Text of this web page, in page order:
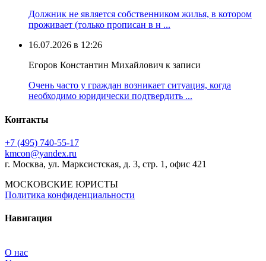
Должник не является собственником жилья, в котором
проживает (только прописан в н ...
16.07.2026 в 12:26
Егоров Константин Михайлович к записи
Очень часто у граждан возникает ситуация, когда
необходимо юридически подтвердить ...
Контакты
+7 (495) 740‑55‑17
kmcon@yandex.ru
г. Москва, ул. Марксистская, д. 3, стр. 1, офис 421
МОСКОВСКИЕ ЮРИСТЫ
Политика конфиденциальности
Навигация
О нас